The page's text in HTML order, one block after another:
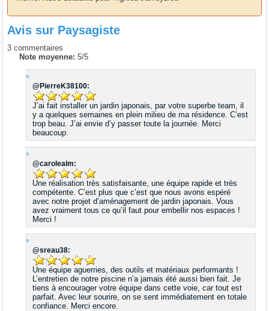
Avis sur Paysagiste
3 commentaires
Note moyenne:5/5
@PierreK38100:
J’ai fait installer un jardin japonais, par votre superbe team, il
y a quelques semaines en plein milieu de ma résidence. C’est
trop beau. J’ai envie d’y passer toute la journée. Merci
beaucoup.
@carolealm:
Une réalisation très satisfaisante, une équipe rapide et très
compétente. C’est plus que c’est que nous avons espéré
avec notre projet d’aménagement de jardin japonais. Vous
avez vraiment tous ce qu’il faut pour embellir nos espaces !
Merci !
@sreau38:
Une équipe aguerries, des outils et matériaux performants !
L’entretien de notre piscine n’a jamais été aussi bien fait. Je
tiens à encourager votre équipe dans cette voie, car tout est
parfait. Avec leur sourire, on se sent immédiatement en totale
confiance. Merci encore.